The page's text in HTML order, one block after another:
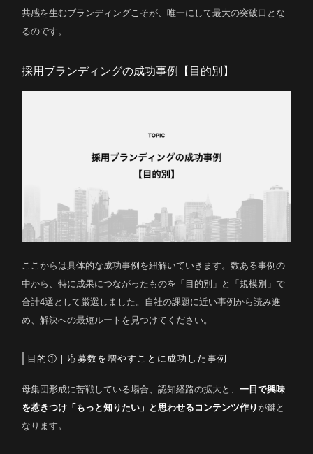
共感を生むブランディングこそが、唯一にして最大の突破口とな
るのです。
採用ブランディングの成功事例【目的別】
ここからは具体的な成功事例を紐解いていきます。数ある事例の
中から、特に成果につながったものを「目的別」と「規模別」で
合計4選として厳選しました。自社の課題に近い事例から読み進
め、解決への最短ルートを見つけてください。
目的①｜応募数を増やすことに成功した事例
母集団形成に苦戦している場合、認知経路の拡大と、一目で興味
を惹きつけ「もっと知りたい」と思わせるコンテンツ作りが鍵と
なります。